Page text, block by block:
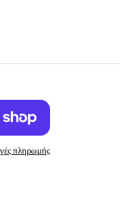
πληρωμής